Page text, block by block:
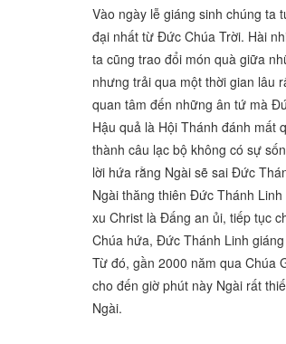
Vào ngày lễ giáng sinh chúng ta
đại nhất từ Đức Chúa Trời. Hài
ta cũng trao đổi món quà giữa
nhưng trải qua một thời gian lâu
quan tâm đến những ân tứ mà
Hậu quả là Hội Thánh đánh mất
thành câu lạc bộ không có sự
lời hứa rằng Ngài sẽ sai Đức
Ngài thăng thiên Đức Thánh
xu Christ là Đấng an ủi, tiếp tục
Chúa hứa, Đức Thánh Linh
Từ đó, gần 2000 năm qua Chúa
cho đến giờ phút này Ngài rất
Ngài.